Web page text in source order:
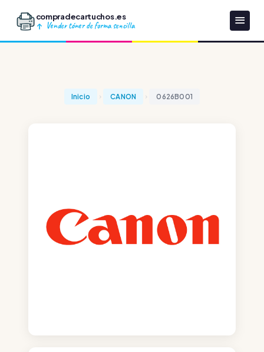
compradecartuchos.es
Vender tóner de forma sencilla
Inicio CANON 0626B001